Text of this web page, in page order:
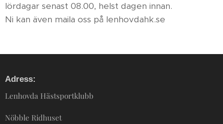
lördagar senast 08.00, helst dagen innan.
Ni kan även maila oss på lenhovdahk.se
Adress:
Lenhovda Hästsportklubb
Nöbble Ridhuset